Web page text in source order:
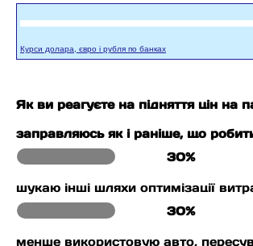
Курси долара, євро і рубля по банках
Як ви реагуєте на підняття цін на
заправляюсь як і раніше, що
30%
шукаю інші шляхи оптимізації
30%
менше використовую авто,